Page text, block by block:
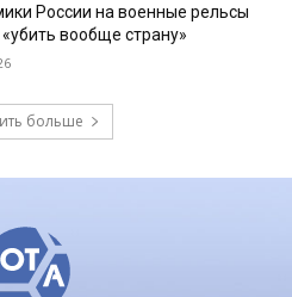
России на военные рельсы
вообще страну»
больше